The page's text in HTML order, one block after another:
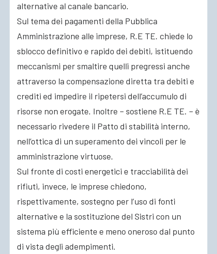
alternative al canale bancario.
Sul tema dei pagamenti della Pubblica
Amministrazione alle imprese, R.E TE. chiede lo
sblocco definitivo e rapido dei debiti, istituendo
meccanismi per smaltire quelli pregressi anche
attraverso la compensazione diretta tra debiti e
crediti ed impedire il ripetersi dell’accumulo di
risorse non erogate. Inoltre – sostiene R.E TE. – è
necessario rivedere il Patto di stabilità interno,
nell’ottica di un superamento dei vincoli per le
amministrazione virtuose.
Sul fronte di costi energetici e tracciabilità dei
rifiuti, invece, le imprese chiedono,
rispettivamente, sostegno per l’uso di fonti
alternative e la sostituzione del Sistri con un
sistema più efficiente e meno oneroso dal punto
di vista degli adempimenti.